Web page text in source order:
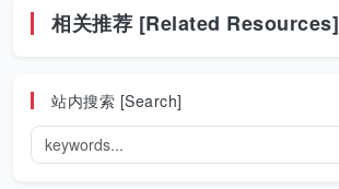
相关推荐 [Related Resources]
站内搜索 [Search]